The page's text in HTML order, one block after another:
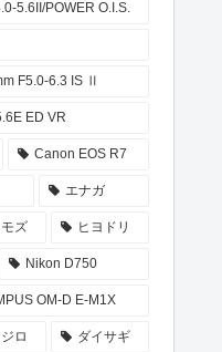
5.6II/POWER O.I.S.
F5.0-6.3 IS Ⅱ
ED VR
Canon EOS R7
エナガ
モズ ヒヨドリ
Nikon D750
OM-D E-M1X
ロ ダイサギ